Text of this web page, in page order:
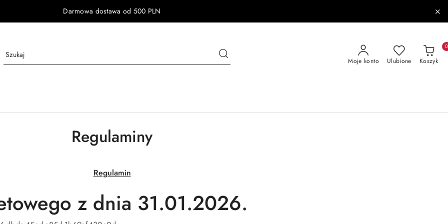
Darmowa dostawa od 500 PLN
Moje konto Ulubione Koszyk
0
Regulaminy
Regulamin
z dnia 31.01.2026.